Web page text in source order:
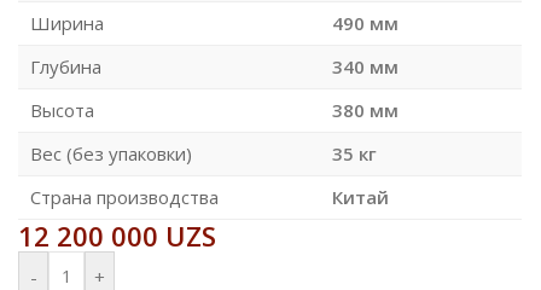
Ширина
490 мм
Глубина
340 мм
Высота
380 мм
Вес (без упаковки)
35 кг
Страна производства
Китай
12 200 000 UZS
- +